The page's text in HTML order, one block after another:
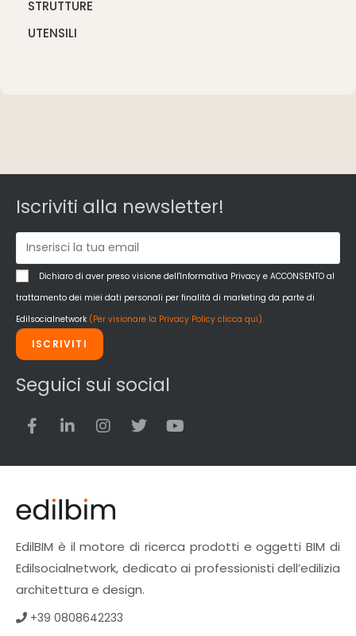
STRUTTURE
UTENSILI
Iscriviti alla newsletter!
Dichiaro di aver preso visione dell'Informativa Privacy e ACCONSENTO al
trattamento dei miei dati personali per finalità di marketing da parte di
Edilsocialnetwork (Per visionare la Privacy Policy clicca qui).
ISCRIVITI
Seguici sui social
EdilBIM è il motore di ricerca prodotti e oggetti BIM di
Edilsocialnetwork, dedicato ai professionisti dell’edilizia
architettura e design.
+39 0808642233